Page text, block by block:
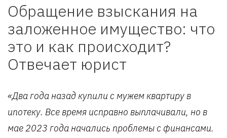
Обращение взыскания на
заложенное имущество: что
это и как происходит?
Отвечает юрист
«Два года назад купили с мужем квартиру в
ипотеку. Все время исправно выплачивали, но в
мае 2023 года начались проблемы с финансами.